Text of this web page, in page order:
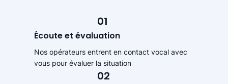
01
Écoute et évaluation
Nos opérateurs entrent en contact vocal avec
vous pour évaluer la situation
02